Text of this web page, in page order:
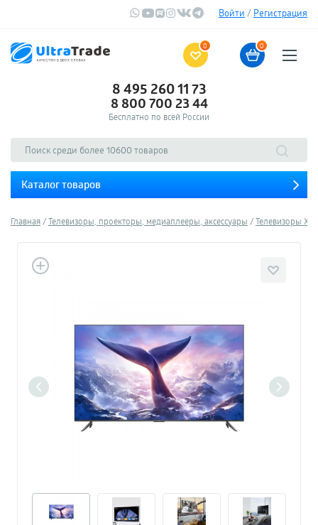
Войти / Регистрация
0 0
8 495 260 11 73
8 800 700 23 44
Бесплатно по всей России
Каталог товаров
Главная Телевизоры, проекторы, медиаплееры, аксессуары Телевизоры